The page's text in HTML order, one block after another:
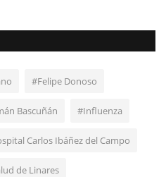
#Felipe Donoso
Bascuñán #Influenza
Carlos Ibáñez del Campo
de Linares